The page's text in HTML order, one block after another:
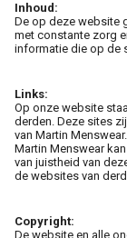
Jeans
Merken
Cadeaus
Cadeaubon
Inhoud:
De op deze website
met constante zorg
informatie die op de
Links:
Op onze website
derden. Deze sites
van Martin Menswear.
Martin Menswear
van juistheid van
de websites van
Copyright:
De website en alle